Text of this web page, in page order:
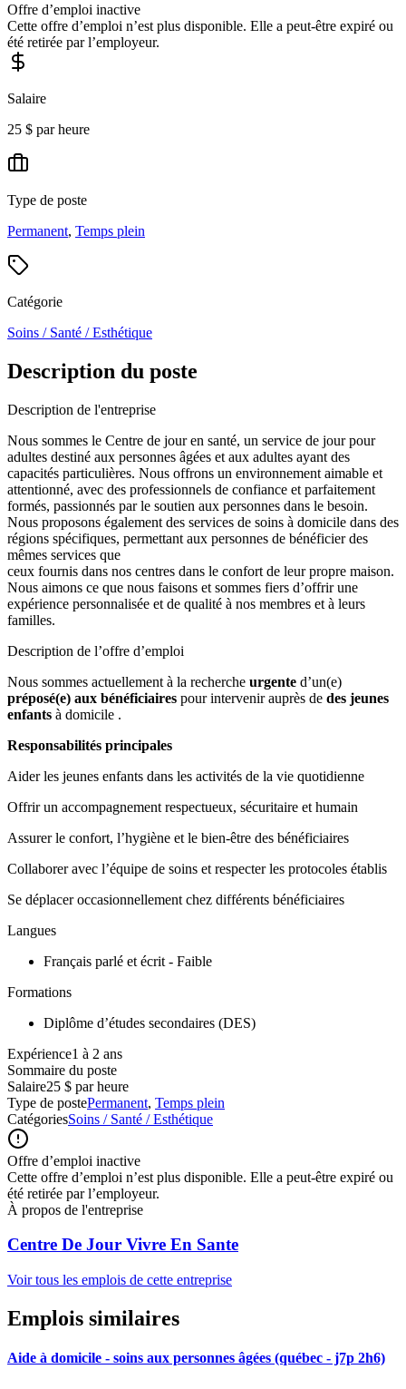
Offre d’emploi inactive
Cette offre d’emploi n’est plus disponible. Elle a peut-être expiré ou
été retirée par l’employeur.
Salaire
25 $ par heure
Type de poste
Permanent, Temps plein
Catégorie
Soins / Santé / Esthétique
Description du poste
Description de l'entreprise
Nous sommes le Centre de jour en santé, un service de jour pour
adultes destiné aux personnes âgées et aux adultes ayant des
capacités particulières. Nous offrons un environnement aimable et
attentionné, avec des professionnels de confiance et parfaitement
formés, passionnés par le soutien aux personnes dans le besoin.
Nous proposons également des services de soins à domicile dans des
régions spécifiques, permettant aux personnes de bénéficier des
mêmes services que
ceux fournis dans nos centres dans le confort de leur propre maison.
Nous aimons ce que nous faisons et sommes fiers d’offrir une
expérience personnalisée et de qualité à nos membres et à leurs
familles.
Description de l’offre d’emploi
Nous sommes actuellement à la recherche urgente d’un(e)
préposé(e) aux bénéficiaires pour intervenir auprès de des jeunes
enfants à domicile .
Responsabilités principales
Aider les jeunes enfants dans les activités de la vie quotidienne
Offrir un accompagnement respectueux, sécuritaire et humain
Assurer le confort, l’hygiène et le bien-être des bénéficiaires
Collaborer avec l’équipe de soins et respecter les protocoles établis
Se déplacer occasionnellement chez différents bénéficiaires
Langues
Français parlé et écrit - Faible
Formations
Diplôme d’études secondaires (DES)
Expérience1 à 2 ans
Sommaire du poste
Salaire25 $ par heure
Type de postePermanent, Temps plein
CatégoriesSoins / Santé / Esthétique
Offre d’emploi inactive
Cette offre d’emploi n’est plus disponible. Elle a peut-être expiré ou
été retirée par l’employeur.
À propos de l'entreprise
Centre De Jour Vivre En Sante
Voir tous les emplois de cette entreprise
Emplois similaires
Aide à domicile - soins aux personnes âgées (québec - j7p 2h6)